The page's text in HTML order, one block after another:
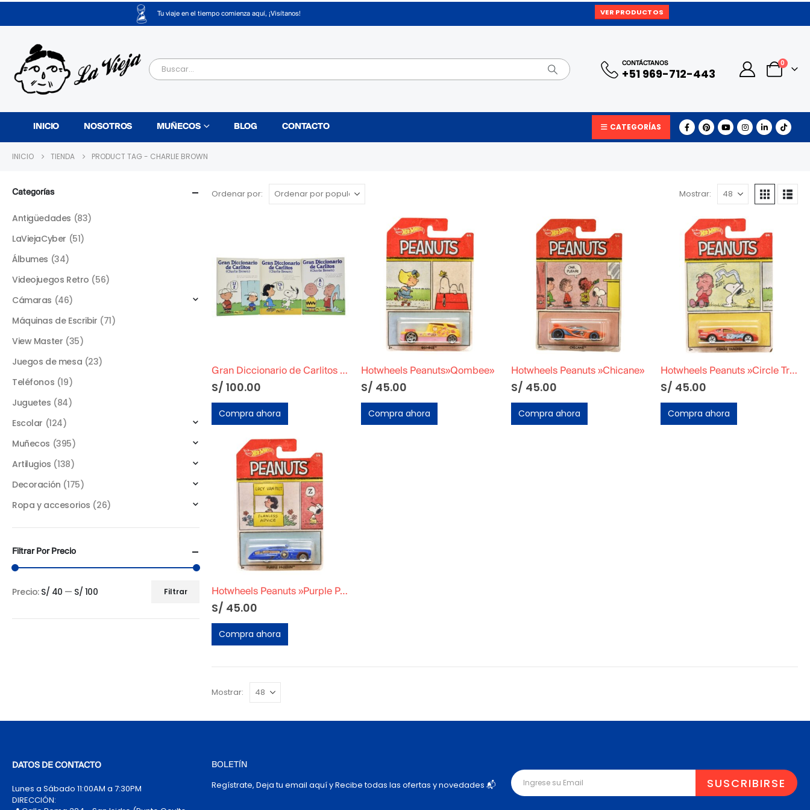
Tu viaje en el tiempo comienza aquí, ¡Visítanos! VER PRODUCTOS
CONTÁCTANOS
+51 969-712-443
0
INICIO NOSOTROS MUÑECOS BLOG CONTACTO CATEGORÍAS
INICIO TIENDA PRODUCT TAG - CHARLIE BROWN
Ordenar por: Mostrar:
Gran Diccionario de Carlitos (Charlie Brown)
S/ 100.00
Compra ahora
Hotwheels Peanuts»Qombee»
S/ 45.00
Compra ahora
Hotwheels Peanuts »Chicane»
S/ 45.00
Compra ahora
Hotwheels Peanuts »Circle Tracker»
S/ 45.00
Compra ahora
Hotwheels Peanuts »Purple Passion»
S/ 45.00
Compra ahora
Mostrar:
Categorías
Antigüedades (83)
LaViejaCyber (51)
Álbumes (34)
Videojuegos Retro (56)
Cámaras (46)
Máquinas de Escribir (71)
View Master (35)
Juegos de mesa (23)
Teléfonos (19)
Juguetes (84)
Escolar (124)
Muñecos (395)
Artilugios (138)
Decoración (175)
Ropa y accesorios (26)
Filtrar Por Precio
mínimo
máximo
Filtrar
Precio: S/ 40 — S/ 100
DATOS DE CONTACTO
Lunes a Sábado 11:00AM a 7:30PM
DIRECCIÓN:
BOLETÍN
Regístrate, Deja tu email aquí y Recibe todas las ofertas y novedades 📬